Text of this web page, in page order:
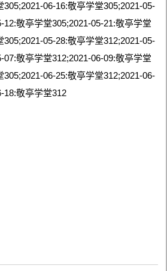
305;2021-06-16:敬亭学堂305;2021-05-
12:敬亭学堂305;2021-05-21:敬亭学堂
305;2021-05-28:敬亭学堂312;2021-05-
07:敬亭学堂312;2021-06-09:敬亭学堂
305;2021-06-25:敬亭学堂312;2021-06-
18:敬亭学堂312